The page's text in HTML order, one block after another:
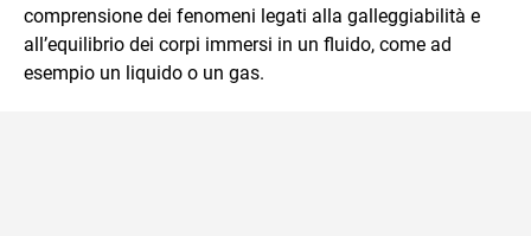
comprensione dei fenomeni legati alla galleggiabilità e
all’equilibrio dei corpi immersi in un fluido, come ad
esempio un liquido o un gas.